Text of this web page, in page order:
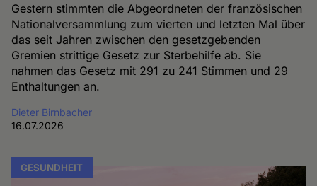
Gestern stimmten die Abgeordneten der französischen
Nationalversammlung zum vierten und letzten Mal über
das seit Jahren zwischen den gesetzgebenden
Gremien strittige Gesetz zur Sterbehilfe ab. Sie
nahmen das Gesetz mit 291 zu 241 Stimmen und 29
Enthaltungen an.
Dieter Birnbacher
16.07.2026
GESUNDHEIT